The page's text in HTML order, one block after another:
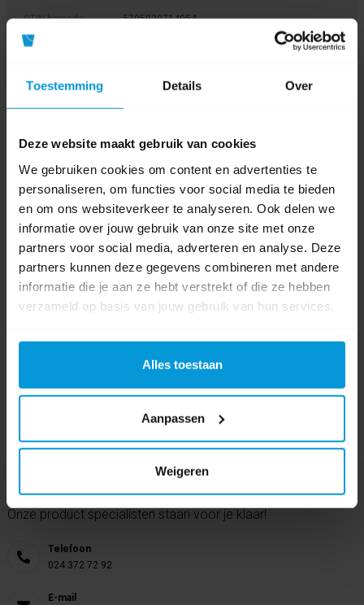
Toestemming Details Over
Deze website maakt gebruik van cookies
We gebruiken cookies om content en advertenties te
personaliseren, om functies voor social media te bieden
en om ons websiteverkeer te analyseren. Ook delen we
informatie over jouw gebruik van onze site met onze
partners voor social media, adverteren en analyse. Deze
partners kunnen deze gegevens combineren met andere
informatie die je aan ze hebt verstrekt of die ze hebben
verzameld op basis van jouw gebruik van hun services.
Alles toestaan
Aanpassen
Weigeren
GTIN barcode 5705020714054
Lengte
hulpmateriaal
Vloertrekker
Kleur
0 beoordeling(en)
Schrijf als eerste voor dit product een beoordeling
Nog vragen?
Onze product specialisten staan voor je klaar!
Telefoon
024 372 72 92
E-mail